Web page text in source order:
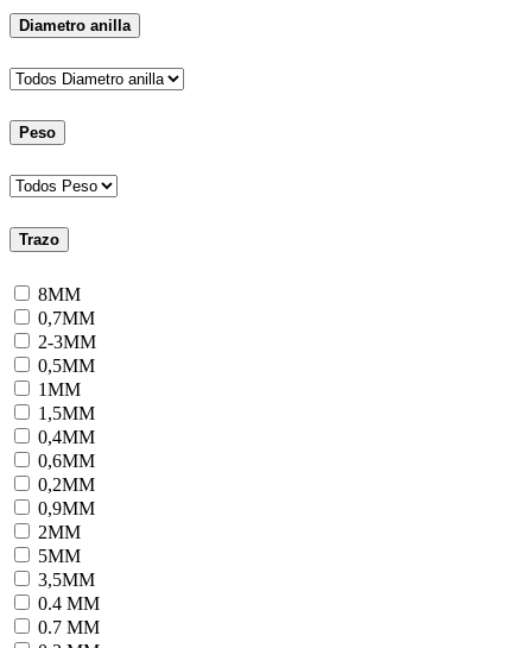
Diametro anilla
Peso
Trazo
8MM
0,7MM
2-3MM
0,5MM
1MM
1,5MM
0,4MM
0,6MM
0,2MM
0,9MM
2MM
5MM
3,5MM
0.4 MM
0.7 MM